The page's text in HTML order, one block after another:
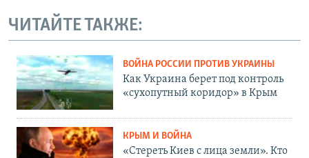
ЧИТАЙТЕ ТАКЖЕ:
ВОЙНА РОССИИ ПРОТИВ УКРАИНЫ
Как Украина берет под контроль
«сухопутный коридор» в Крым
КРЫМ И ВОЙНА
«Стереть Киев с лица земли». Кто